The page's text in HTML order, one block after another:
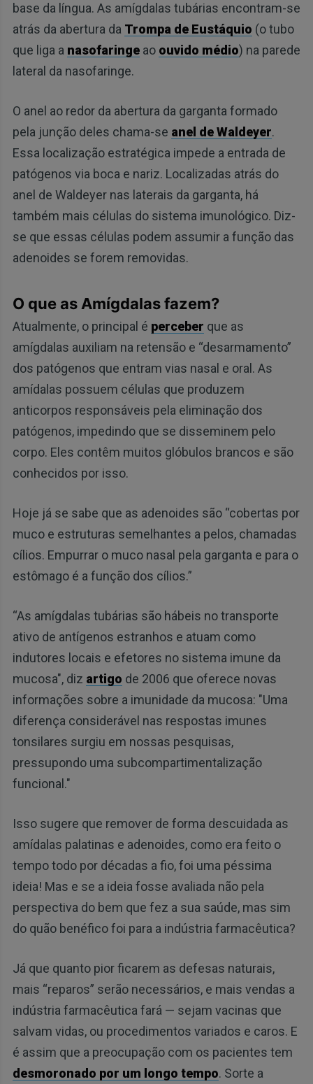
base da língua. As amígdalas tubárias encontram-se
atrás da abertura da Trompa de Eustáquio (o tubo
que liga a nasofaringeao ouvido médio) na parede
lateral da nasofaringe.
O anel ao redor da abertura da garganta formado
pela junção deles chama-se anel de Waldeyer.
Essa localização estratégica impede a entrada de
patógenos via boca e nariz. Localizadas atrás do
anel de Waldeyer nas laterais da garganta, há
também mais células do sistema imunológico. Diz-
se que essas células podem assumir a função das
adenoides se forem removidas.
O que as Amígdalas fazem?
Atualmente, o principal é perceber que as
amígdalas auxiliam na retensão e “desarmamento”
dos patógenos que entram vias nasal e oral. As
amídalas possuem células que produzem
anticorpos responsáveis pela eliminação dos
patógenos, impedindo que se disseminem pelo
corpo. Eles contêm muitos glóbulos brancos e são
conhecidos por isso.
Hoje já se sabe que as adenoides são “cobertas por
muco e estruturas semelhantes a pelos, chamadas
cílios. Empurrar o muco nasal pela garganta e para o
estômago é a função dos cílios.”
“As amígdalas tubárias são hábeis no transporte
ativo de antígenos estranhos e atuam como
indutores locais e efetores no sistema imune da
mucosa", diz artigo de 2006 que oferece novas
informações sobre a imunidade da mucosa: "Uma
diferença considerável nas respostas imunes
tonsilares surgiu em nossas pesquisas,
pressupondo uma subcompartimentalização
funcional."
Isso sugere que remover de forma descuidada as
amídalas palatinas e adenoides, como era feito o
tempo todo por décadas a fio, foi uma péssima
ideia! Mas e se a ideia fosse avaliada não pela
perspectiva do bem que fez a sua saúde, mas sim
do quão benéfico foi para a indústria farmacêutica?
Já que quanto pior ficarem as defesas naturais,
mais “reparos” serão necessários, e mais vendas a
indústria farmacêutica fará — sejam vacinas que
salvam vidas, ou procedimentos variados e caros. E
é assim que a preocupação com os pacientes tem
desmoronado por um longo tempo. Sorte a